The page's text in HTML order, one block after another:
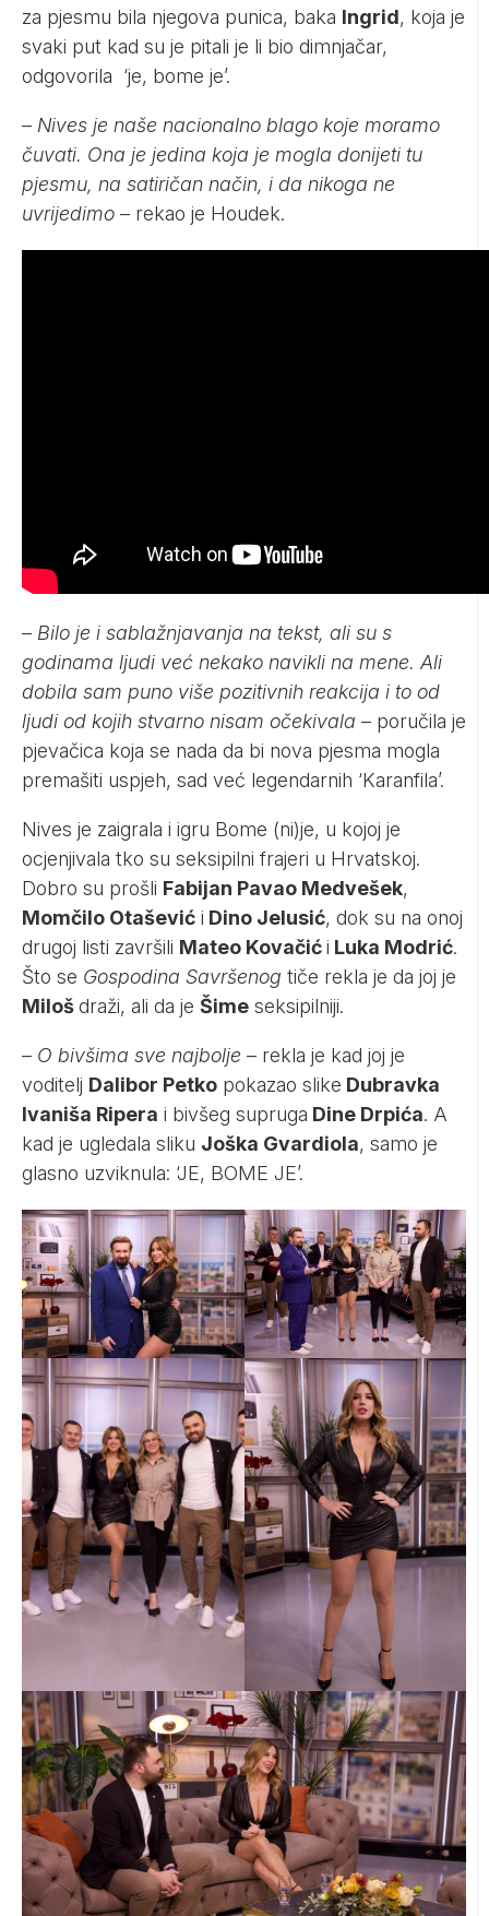
za pjesmu bila njegova punica, baka Ingrid, koja je
svaki put kad su je pitali je li bio dimnjačar,
odgovorila ‘je, bome je’.
– Nives je naše nacionalno blago koje moramo
čuvati. Ona je jedina koja je mogla donijeti tu
pjesmu, na satiričan način, i da nikoga ne
uvrijedimo – rekao je Houdek.
– Bilo je i sablažnjavanja na tekst, ali su s
godinama ljudi već nekako navikli na mene. Ali
dobila sam puno više pozitivnih reakcija i to od
ljudi od kojih stvarno nisam očekivala – poručila je
pjevačica koja se nada da bi nova pjesma mogla
premašiti uspjeh, sad već legendarnih ‘Karanfila’.
Nives je zaigrala i igru Bome (ni)je, u kojoj je
ocjenjivala tko su seksipilni frajeri u Hrvatskoj.
Dobro su prošli Fabijan Pavao Medvešek,
Momčilo Otašević i Dino Jelusić, dok su na onoj
drugoj listi završili Mateo Kovačići Luka Modrić.
Što se Gospodina Savršenog tiče rekla je da joj je
Milošdraži, ali da je Šime seksipilniji.
– O bivšima sve najbolje – rekla je kad joj je
voditelj Dalibor Petko pokazao slike Dubravka
Ivaniša Ripera i bivšeg supruga Dine Drpića. A
kad je ugledala sliku Joška Gvardiola, samo je
glasno uzviknula: ‘JE, BOME JE’.